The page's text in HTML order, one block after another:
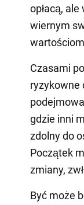
opłacą,
wiernym
Czasami
ryzykowne
gdzie inni
zdolny do
Początek
zmiany,
Być może